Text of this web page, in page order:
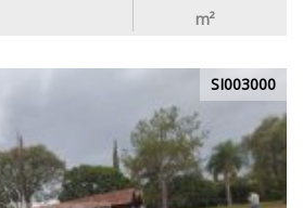
m²
SI003000